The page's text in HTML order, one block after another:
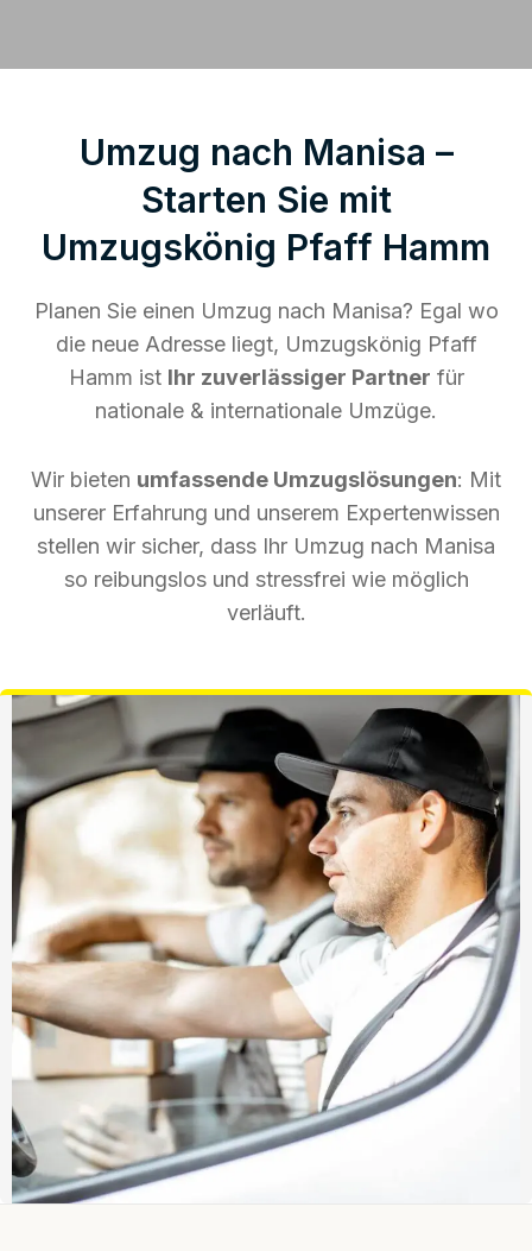
Umzug nach Manisa –
Starten Sie mit
Umzugskönig Pfaff Hamm
Planen Sie einen Umzug nach Manisa? Egal wo
die neue Adresse liegt, Umzugskönig Pfaff
Hamm ist Ihr zuverlässiger Partner für
nationale & internationale Umzüge.
Wir bieten umfassende Umzugslösungen: Mit
unserer Erfahrung und unserem Expertenwissen
stellen wir sicher, dass Ihr Umzug nach Manisa
so reibungslos und stressfrei wie möglich
verläuft.